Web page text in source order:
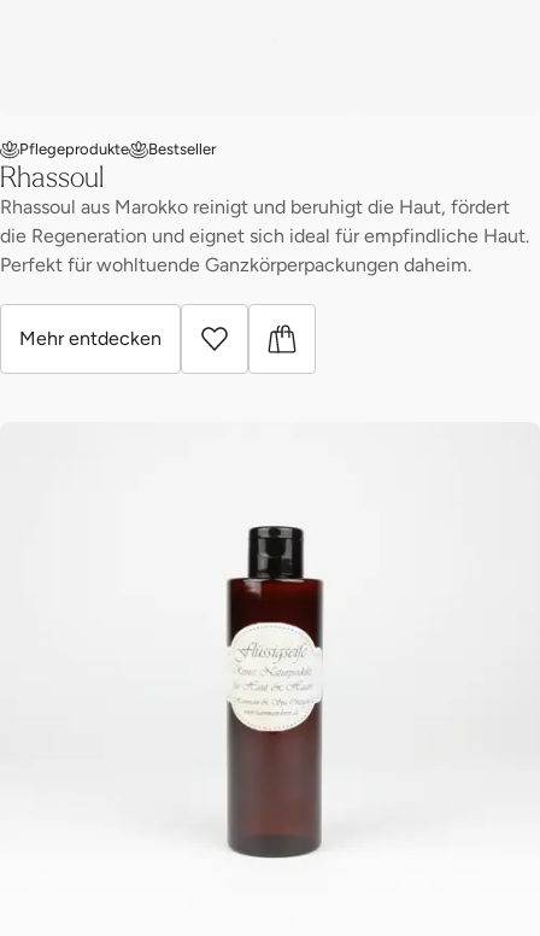
Pflegeprodukte Bestseller
Rhassoul
Rhassoul aus Marokko reinigt und beruhigt die Haut, fördert
die Regeneration und eignet sich ideal für empfindliche Haut.
Perfekt für wohltuende Ganzkörperpackungen daheim.
Mehr entdecken